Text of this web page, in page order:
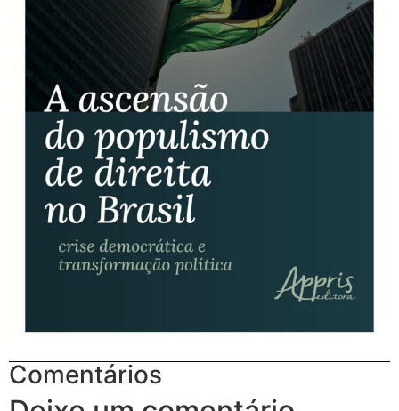
Comentários